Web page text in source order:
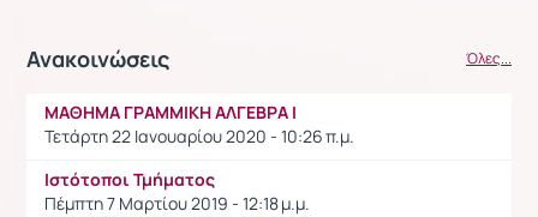
Ανακοινώσεις Όλες...
ΜΑΘΗΜΑ ΓΡΑΜΜΙΚΗ ΑΛΓΕΒΡΑ Ι
Τετάρτη 22 Ιανουαρίου 2020 - 10:26 π.μ.
Ιστότοποι Τμήματος
Πέμπτη 7 Μαρτίου 2019 - 12:18 μ.μ.